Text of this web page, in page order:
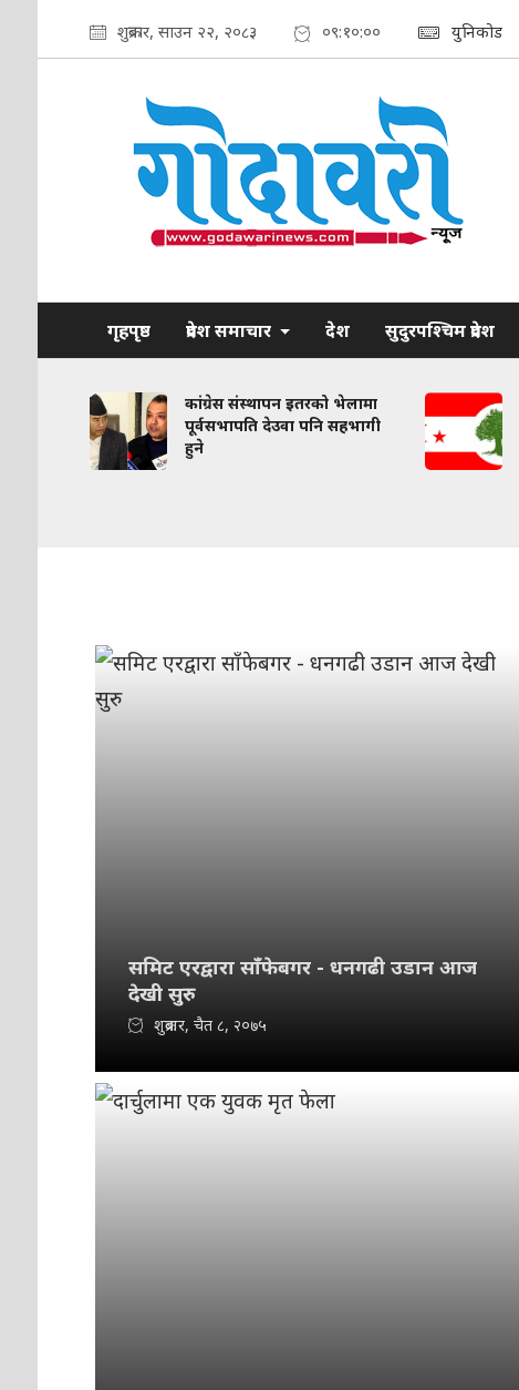
शुक्रबार, साउन २२, २०८३ ०९:१०:०१ युनिकोड
गृहपृष्ठ प्रदेश समाचार देश सुदुरपश्चिम प्रदेश
कांग्रेस संस्थापन इतरको भेलामा
पूर्वसभापति देउवा पनि सहभागी
हुने
समिट एरद्वारा साँफेबगर - धनगढी उडान आज
देखी सुरु
शुक्रबार, चैत ८, २०७५